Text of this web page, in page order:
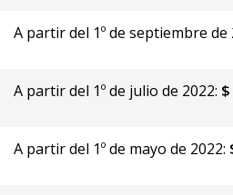
A partir del 1º de septiembre de
A partir del 1º de julio de 2022:
A partir del 1º de mayo de 2022: